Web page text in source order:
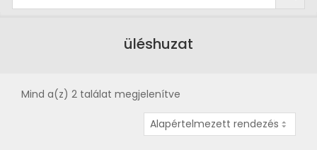
üléshuzat
Mind a(z) 2 találat megjelenítve